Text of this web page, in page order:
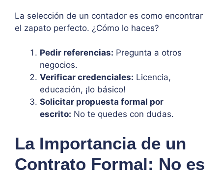
La selección de un contador es como encontrar
el zapato perfecto. ¿Cómo lo haces?
Pedir referencias: Pregunta a otros
negocios.
Verificar credenciales: Licencia,
educación, ¡lo básico!
Solicitar propuesta formal por
escrito: No te quedes con dudas.
La Importancia de un
Contrato Formal: No es